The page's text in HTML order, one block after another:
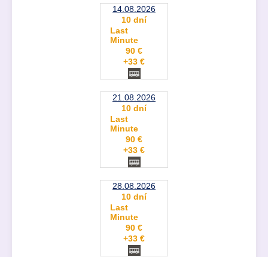
14.08.2026
10 dní
Last
Minute
90 €
+33 €
21.08.2026
10 dní
Last
Minute
90 €
+33 €
28.08.2026
10 dní
Last
Minute
90 €
+33 €